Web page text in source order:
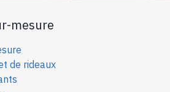
mesure
de rideaux